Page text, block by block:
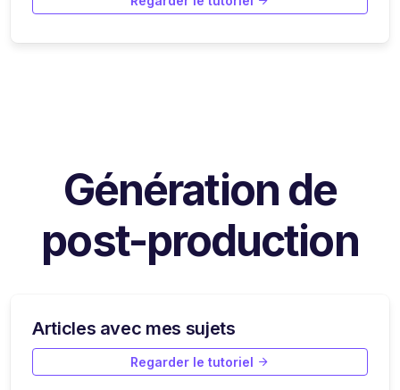
Génération de
post-production
Articles avec mes sujets
Regarder le tutoriel